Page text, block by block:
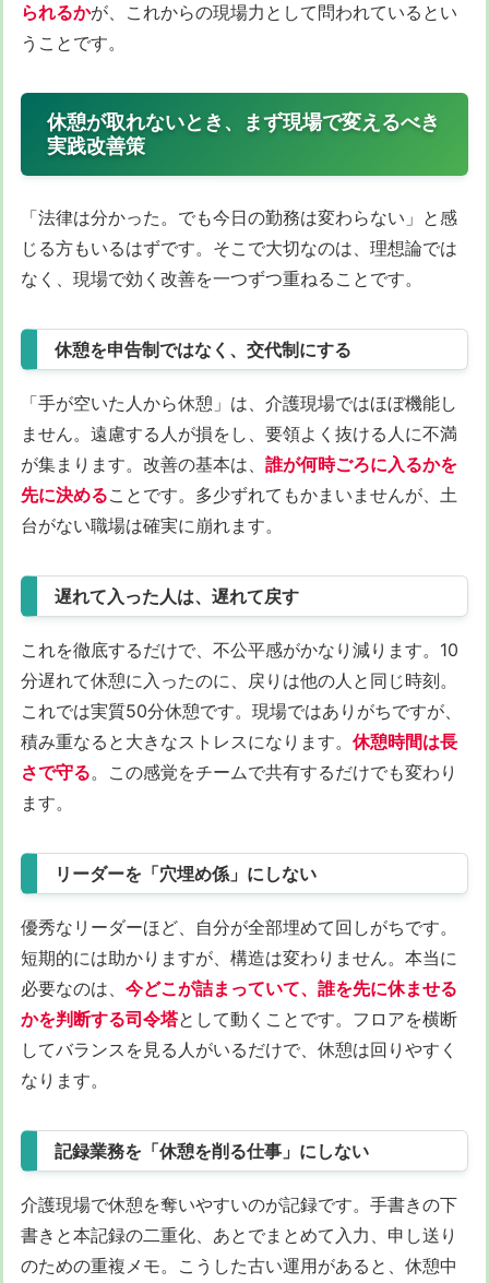
られるかが、これからの現場力として問われているとい
うことです。
休憩が取れないとき、まず現場で変えるべき
実践改善策
「法律は分かった。でも今日の勤務は変わらない」と感
じる方もいるはずです。そこで大切なのは、理想論では
なく、現場で効く改善を一つずつ重ねることです。
休憩を申告制ではなく、交代制にする
「手が空いた人から休憩」は、介護現場ではほぼ機能し
ません。遠慮する人が損をし、要領よく抜ける人に不満
が集まります。改善の基本は、 誰が何時ごろに入るかを
先に決めることです。多少ずれてもかまいませんが、土
台がない職場は確実に崩れます。
遅れて入った人は、遅れて戻す
これを徹底するだけで、不公平感がかなり減ります。10
分遅れて休憩に入ったのに、戻りは他の人と同じ時刻。
これでは実質50分休憩です。現場ではありがちですが、
積み重なると大きなストレスになります。 休憩時間は長
さで守る。この感覚をチームで共有するだけでも変わり
ます。
リーダーを「穴埋め係」にしない
優秀なリーダーほど、自分が全部埋めて回しがちです。
短期的には助かりますが、構造は変わりません。本当に
必要なのは、 今どこが詰まっていて、誰を先に休ませる
かを判断する司令塔として動くことです。フロアを横断
してバランスを見る人がいるだけで、休憩は回りやすく
なります。
記録業務を「休憩を削る仕事」にしない
介護現場で休憩を奪いやすいのが記録です。手書きの下
書きと本記録の二重化、あとでまとめて入力、申し送り
のための重複メモ。こうした古い運用があると、休憩中